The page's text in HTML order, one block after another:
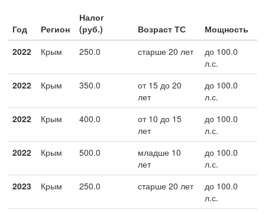
Год Регион
Налог
(руб.)
Возраст ТС
Мощность
2022
Крым 250.0 старше 20 лет
до 100.0
л.с.
2022
Крым 350.0
от 15 до 20
лет
до 100.0
л.с.
2022
Крым 400.0
от 10 до 15
лет
до 100.0
л.с.
2022
Крым 500.0
младше 10
лет
до 100.0
л.с.
2023
Крым 250.0 старше 20 лет
до 100.0
л.с.